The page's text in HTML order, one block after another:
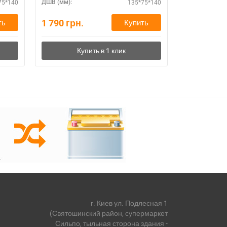
ДШВ (мм): 135*75*140
1 790 грн. Купить
г. Киев ул. Подлесная 1
(Святошинский район, супермаркет
Сильпо, тыльная сторона здания -